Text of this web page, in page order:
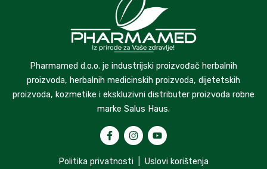
Pharmamed d.o.o. je industrijski proizvođač herbalnih
proizvoda, herbalnih medicinskih proizvoda, dijetetskih
proizvoda, kozmetike i ekskluzivni distributer proizvoda robne
marke Salus Haus.
Politika privatnosti Uslovi korištenja